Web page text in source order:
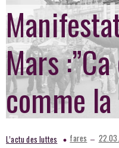
Mars
comme
L’actu des luttes fares –